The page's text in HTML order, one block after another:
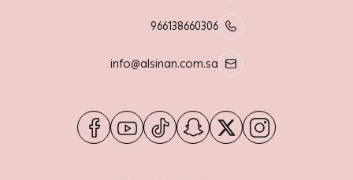
966138660306
info@alsinan.com.sa